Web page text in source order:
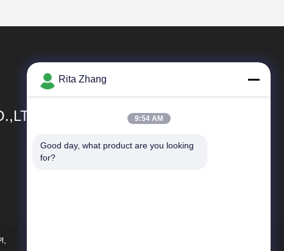
त्वरित सम्पक
Rita Zhang
9:54 AM
Good day, what product are you looking
for?